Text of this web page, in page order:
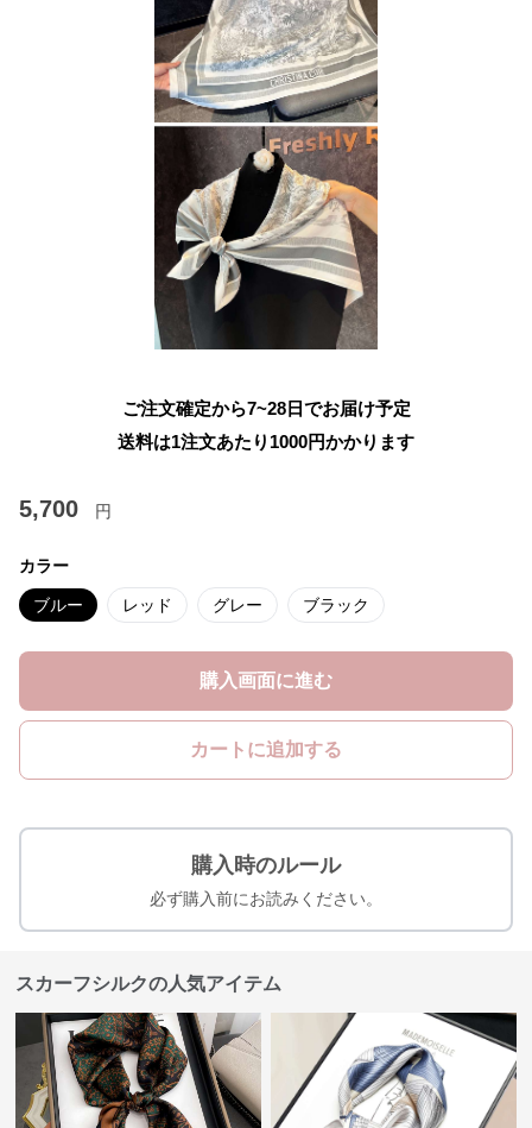
ご注文確定から7~28日でお届け予定
送料は1注文あたり 1000円かかります
5,700 円
カラー
ブルー レッド グレー ブラック
購入画面に進む
カートに追加する
購入時のルール
必ず購入前にお読みください。
スカーフシルクの人気アイテム